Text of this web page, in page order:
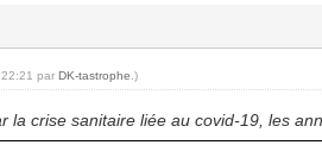
parDK-tastrophe .)
la crise sanitaire liée au covid-19, les